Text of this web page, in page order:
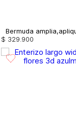
$ 329 900